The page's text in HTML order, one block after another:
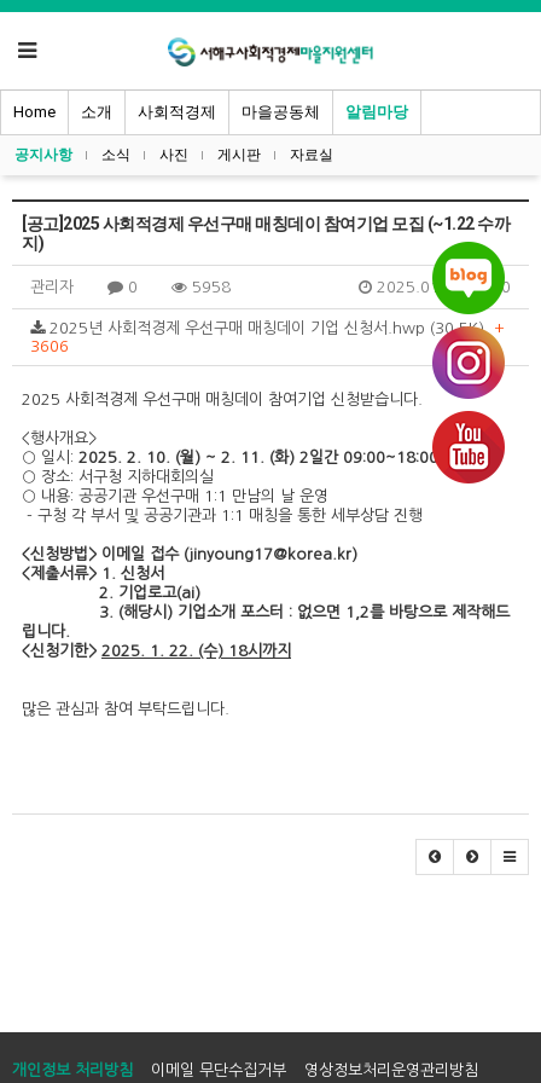
Home 소개 사회적경제 마을공동체 알림마당
공지사항 소식 사진 게시판 자료실
[공고]2025 사회적경제 우선구매 매칭데이 참여기업 모집 (~1.22 수까
지)
관리자 0 5958 2025.01.20 19:20
2025년 사회적경제 우선구매 매칭데이 기업 신청서.hwp (30.5K) +
3606
2025 사회적경제 우선구매 매칭데이 참여기업 신청받습니다.
<행사개요>
○ 일시: 2025. 2. 10. (월) ~ 2. 11. (화) 2일간 09:00~18:00
○ 장소: 서구청 지하대회의실
○ 내용: 공공기관 우선구매 1:1 만남의 날 운영
- 구청 각 부서 및 공공기관과 1:1 매칭을 통한 세부상담 진행
<신청방법> 이메일 접수 (jinyoung17@korea.kr)
<제출서류> 1. 신청서
2. 기업로고(ai)
3. (해당시) 기업소개 포스터 : 없으면 1,2를 바탕으로 제작해드
립니다.
<신청기한> 2025. 1. 22. (수) 18시까지
많은 관심과 참여 부탁드립니다.
개인정보 처리방침 이메일 무단수집거부 영상정보처리운영관리방침